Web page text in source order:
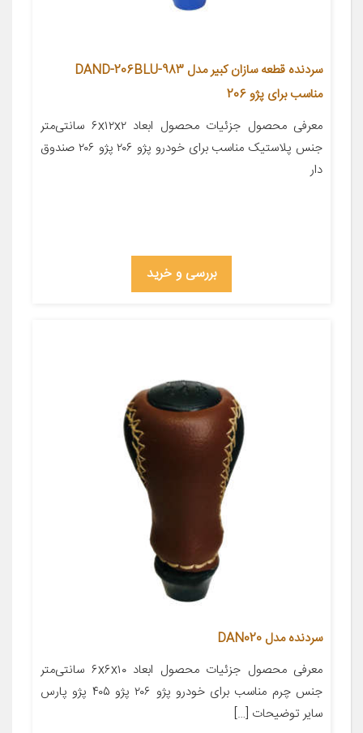
سردنده قطعه سازان کبیر مدل DAND-206BLU-983
مناسب برای پژو 206
معرفی محصول جزئیات محصول ابعاد ۶x۱۲x۲ سانتی‌متر
جنس پلاستیک مناسب برای خودرو پژو ۲۰۶ پژو ۲۰۶ صندوق
دار
بررسی و خرید
سردنده مدل DAN020
معرفی محصول جزئیات محصول ابعاد ۶x۶x۱۰ سانتی‌متر
جنس چرم مناسب برای خودرو پژو ۲۰۶ پژو ۴۰۵ پژو پارس
سایر توضیحات […]